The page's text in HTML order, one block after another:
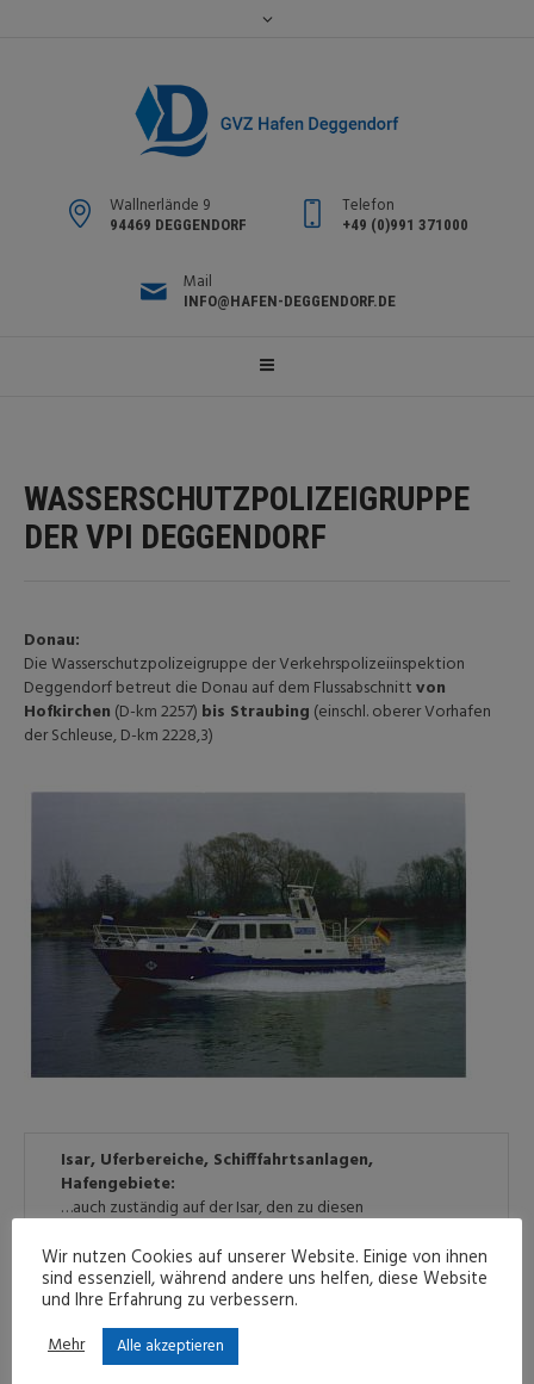
Wallnerlände 9
94469 DEGGENDORF
Telefon
+49 (0)991 371000
Mail
INFO@HAFEN-DEGGENDORF.DE
WASSERSCHUTZPOLIZEIGRUPPE
DER VPI DEGGENDORF
Donau:
Die Wasserschutzpolizeigruppe der Verkehrspolizeiinspektion
Deggendorf betreut die Donau auf dem Flussabschnittvon
Hofkirchen (D-km 2257) bis Straubing (einschl. oberer Vorhafen
der Schleuse, D-km 2228,3)
Isar, Uferbereiche, Schifffahrtsanlagen,
Hafengebiete:
…auch zuständig auf der Isar, den zu diesen
den Hafengebieten von Deggendorf und
Straubing.Schifffahrt:
Hauptaufgabe ist die Überwachung der Einhaltung der
sicherheitsrelevanten und gefahrgutrechtlichen
Vorschriften in der Schifffahrt.
Wir nutzen Cookies auf unserer Website. Einige von ihnen
sind essenziell, während andere uns helfen, diese Website
und Ihre Erfahrung zu verbessern.
Mehr
Alle akzeptieren